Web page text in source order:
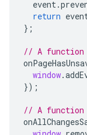
event.
return
};
// A function
window.
});
// A function